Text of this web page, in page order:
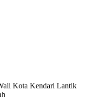
Kota Kendari Lantik